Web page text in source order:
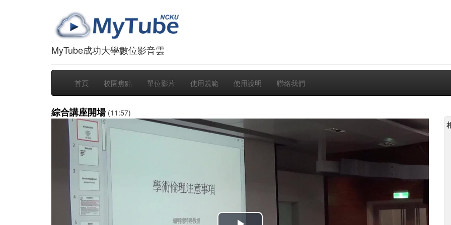
MyTube成功大學數位影音雲
首頁 校園焦點 單位影片 使用規範 使用說明 聯絡我們
綜合講座開場(11:57)